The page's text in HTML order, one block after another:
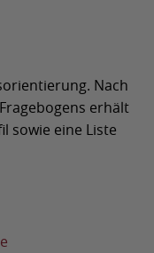
Nach
erhält
sowie eine Liste